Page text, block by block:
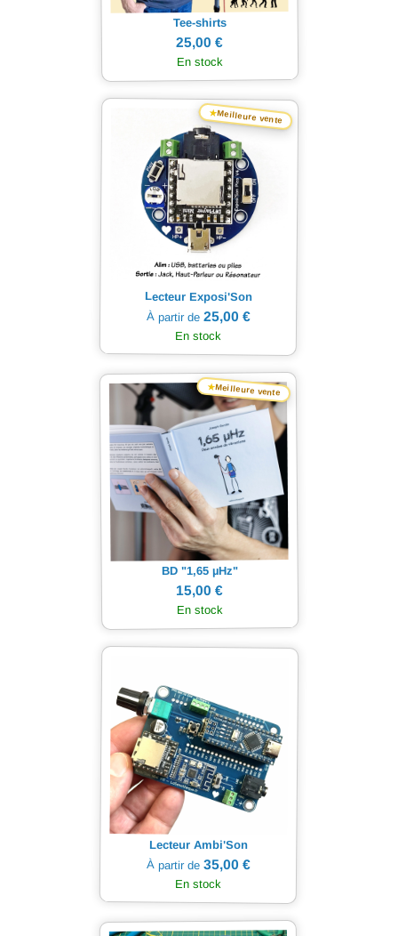
Tee-shirts
25,00 €
En stock
★Meilleure vente
Lecteur Exposi'Son
À partir de 25,00 €
En stock
★Meilleure vente
BD "1,65 µHz"
15,00 €
En stock
Lecteur Ambi'Son
À partir de 35,00 €
En stock